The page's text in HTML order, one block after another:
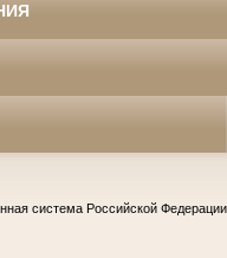
система Российской